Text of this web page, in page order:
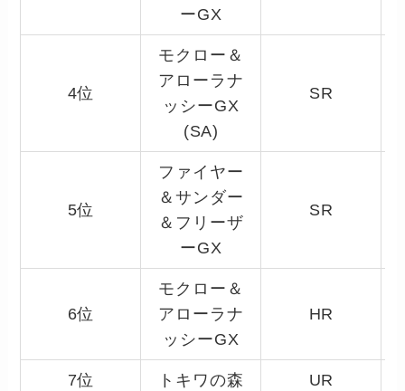
ーGX
4位
モクロー＆
アローラナ
ッシーGX
(SA)
SR
5位
ファイヤー
＆サンダー
＆フリーザ
ーGX
SR
6位
モクロー＆
アローラナ
ッシーGX
HR
7位 トキワの森 UR